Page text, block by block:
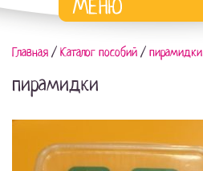
Главная / Каталог пособий / пирамидки
пирамидки